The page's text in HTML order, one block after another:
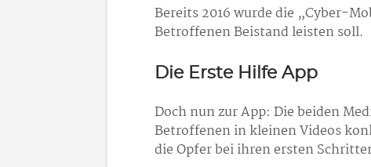
Bereits 2016 wurde die „Cyber-
Betroffenen Beistand leisten soll.
Die Erste Hilfe App
Doch nun zur App: Die beiden
Betroffenen in kleinen Videos
die Opfer bei ihren ersten